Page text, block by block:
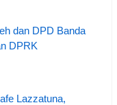
dan DPD Banda
DPRK
Lazzatuna,